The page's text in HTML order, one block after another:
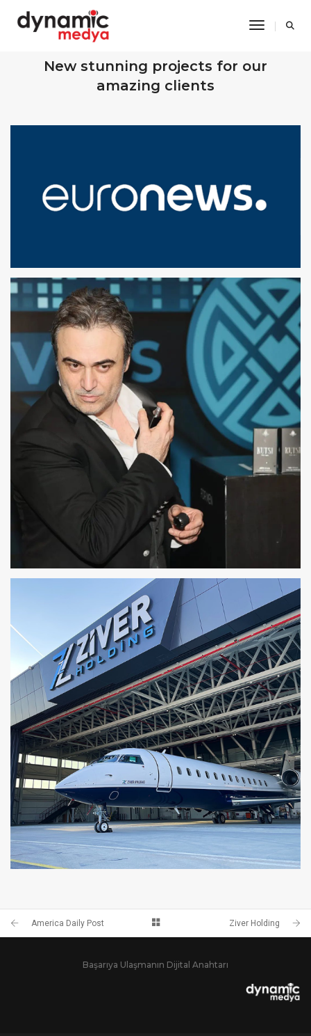
Toggle
OUR RECENT WORKS
New stunning projects for our
amazing clients
EURONEWS
AHMET KUTSI KARADOĞAN
AHMET KUTSI KARADOĞAN
ZIVER HOLDING
America Daily Post Ziver Holding
Başarıya Ulaşmanın Dijital Anahtarı